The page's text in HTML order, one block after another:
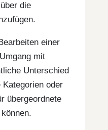
die
einer
mit
Unterschied
oder
übergeordnete